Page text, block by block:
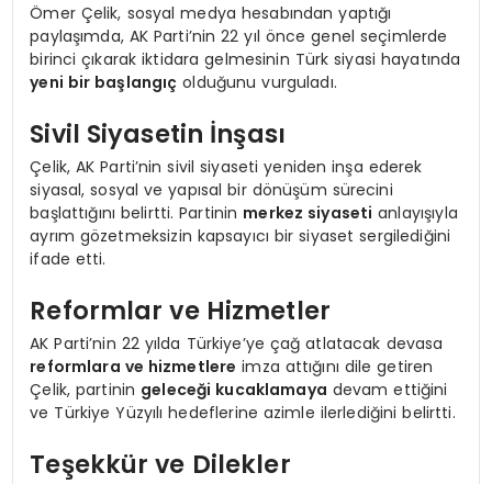
Ömer Çelik, sosyal medya hesabından yaptığı
paylaşımda, AK Parti’nin 22 yıl önce genel seçimlerde
birinci çıkarak iktidara gelmesinin Türk siyasi hayatında
yeni bir başlangıç olduğunu vurguladı.
Sivil Siyasetin İnşası
Çelik, AK Parti’nin sivil siyaseti yeniden inşa ederek
siyasal, sosyal ve yapısal bir dönüşüm sürecini
başlattığını belirtti. Partinin merkez siyaseti anlayışıyla
ayrım gözetmeksizin kapsayıcı bir siyaset sergilediğini
ifade etti.
Reformlar ve Hizmetler
AK Parti’nin 22 yılda Türkiye’ye çağ atlatacak devasa
reformlara ve hizmetlere imza attığını dile getiren
Çelik, partinin geleceği kucaklamaya devam ettiğini
ve Türkiye Yüzyılı hedeflerine azimle ilerlediğini belirtti.
Teşekkür ve Dilekler